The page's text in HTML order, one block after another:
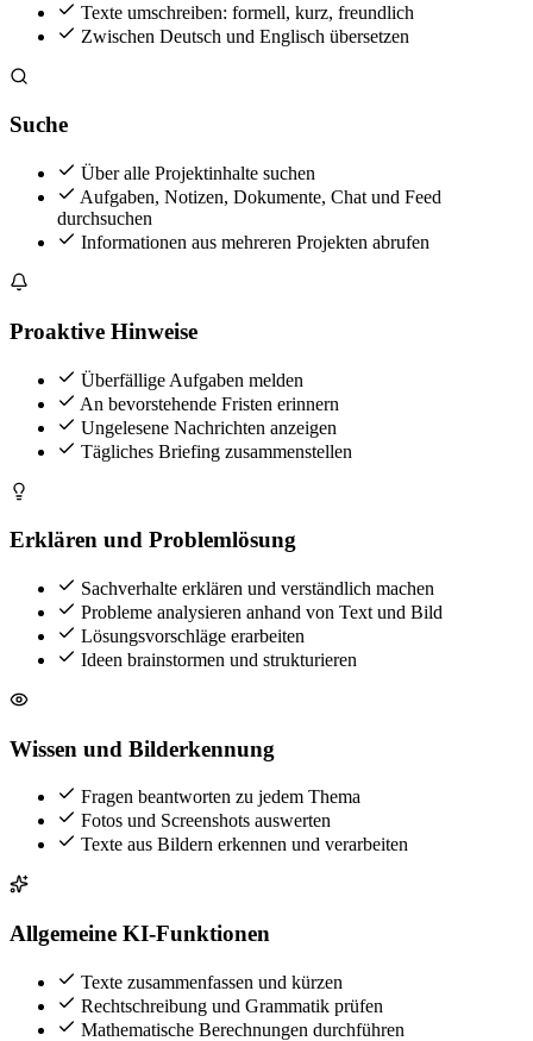
Texte umschreiben: formell, kurz, freundlich
Zwischen Deutsch und Englisch übersetzen
Suche
Über alle Projektinhalte suchen
Aufgaben, Notizen, Dokumente, Chat und Feed
durchsuchen
Informationen aus mehreren Projekten abrufen
Proaktive Hinweise
Überfällige Aufgaben melden
An bevorstehende Fristen erinnern
Ungelesene Nachrichten anzeigen
Tägliches Briefing zusammenstellen
Erklären und Problemlösung
Sachverhalte erklären und verständlich machen
Probleme analysieren anhand von Text und Bild
Lösungsvorschläge erarbeiten
Ideen brainstormen und strukturieren
Wissen und Bilderkennung
Fragen beantworten zu jedem Thema
Fotos und Screenshots auswerten
Texte aus Bildern erkennen und verarbeiten
Allgemeine KI-Funktionen
Texte zusammenfassen und kürzen
Rechtschreibung und Grammatik prüfen
Mathematische Berechnungen durchführen